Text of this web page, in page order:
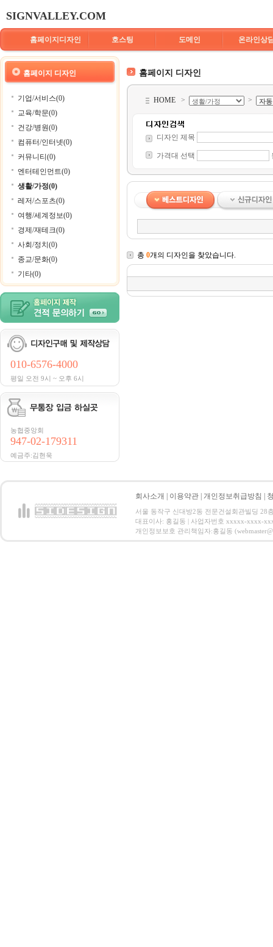
SIGNVALLEY.COM
홈페이지디자인 호스팅 도메인 온라인상
홈페이지 디자인
기업/서비스(0)
교육/학문(0)
건강/병원(0)
컴퓨터/인터넷(0)
커뮤니티(0)
엔터테인먼트(0)
생활/가정(0)
레저/스포츠(0)
여행/세계정보(0)
경제/재테크(0)
사회/정치(0)
종교/문화(0)
기타(0)
010-6576-4000
평일 오전 9시 ~ 오후 6시
농협중앙회
947-02-179311
예금주:김현욱
홈페이지 디자인
HOME > >
디자인 제목
가격대 선택
총 0개의 디자인을 찾았습니다.
회사소개 이용약관 개인정보취급방침
서울 동작구 신대방2동 전문건설회관빌딩 28
대표이사: 홍길동 | 사업자번호 xxxxx-xxxx-
개인정보보호 관리책임자:홍길동